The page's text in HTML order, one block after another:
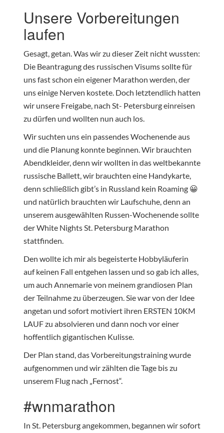
Unsere Vorbereitungen
laufen
Gesagt, getan. Was wir zu dieser Zeit nicht wussten:
Die Beantragung des russischen Visums sollte für
uns fast schon ein eigener Marathon werden, der
uns einige Nerven kostete. Doch letztendlich hatten
wir unsere Freigabe, nach St- Petersburg einreisen
zu dürfen und wollten nun auch los.
Wir suchten uns ein passendes Wochenende aus
und die Planung konnte beginnen. Wir brauchten
Abendkleider, denn wir wollten in das weltbekannte
russische Ballett, wir brauchten eine Handykarte,
denn schließlich gibt’s in Russland kein Roaming 😀
und natürlich brauchten wir Laufschuhe, denn an
unserem ausgewählten Russen-Wochenende sollte
der White Nights St. Petersburg Marathon
stattfinden.
Den wollte ich mir als begeisterte Hobbyläuferin
auf keinen Fall entgehen lassen und so gab ich alles,
um auch Annemarie von meinem grandiosen Plan
der Teilnahme zu überzeugen. Sie war von der Idee
angetan und sofort motiviert ihren ERSTEN 10KM
LAUF zu absolvieren und dann noch vor einer
hoffentlich gigantischen Kulisse.
Der Plan stand, das Vorbereitungstraining wurde
aufgenommen und wir zählten die Tage bis zu
unserem Flug nach „Fernost“.
#wnmarathon
In St. Petersburg angekommen, begannen wir sofort